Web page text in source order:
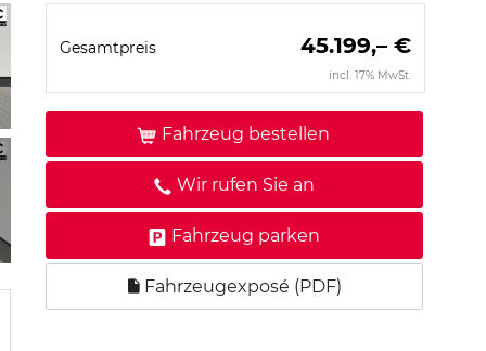
Gesamtpreis 45.199,– €
incl. 17% MwSt.
Fahrzeug bestellen
Wir rufen Sie an
Fahrzeug parken
Fahrzeugexposé (PDF)